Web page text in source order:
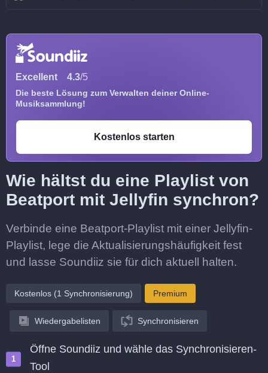
Excellent 4.3/5
Die beste Lösung zum Verwalten deiner Online-
Musiksammlung!
Kostenlos starten
Wie hältst du eine Playlist von
Beatport mit Jellyfin synchron?
Verbinde eine Beatport-Playlist mit einer Jellyfin-
Playlist, lege die Aktualisierungshäufigkeit fest
und lasse Soundiiz sie für dich aktuell halten.
Kostenlos (1 Synchronisierung) Premium
Wiedergabelisten Synchronisieren
Öffne Soundiiz und wähle das Synchronisieren-
Tool